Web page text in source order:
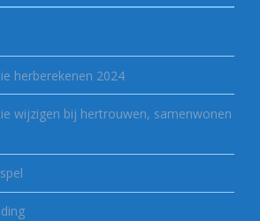
herberekenen 2024
wijzigen bij hertrouwen, samenwonen